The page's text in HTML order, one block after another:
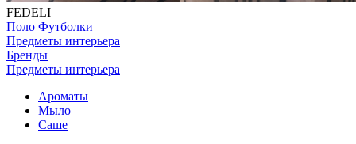
FEDELI
Поло Футболки
Предметы интерьера
Бренды
Предметы интерьера
Ароматы
Мыло
Саше